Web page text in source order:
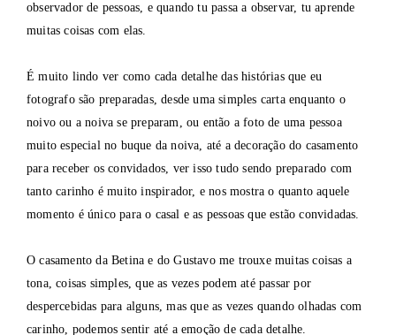
observador de pessoas, e quando tu passa a observar, tu aprende
muitas coisas com elas.
É muito lindo ver como cada detalhe das histórias que eu
fotografo são preparadas, desde uma simples carta enquanto o
noivo ou a noiva se preparam, ou então a foto de uma pessoa
muito especial no buque da noiva, até a decoração do casamento
para receber os convidados, ver isso tudo sendo preparado com
tanto carinho é muito inspirador, e nos mostra o quanto aquele
momento é único para o casal e as pessoas que estão convidadas.
O casamento da Betina e do Gustavo me trouxe muitas coisas a
tona, coisas simples, que as vezes podem até passar por
despercebidas para alguns, mas que as vezes quando olhadas com
carinho, podemos sentir até a emoção de cada detalhe.